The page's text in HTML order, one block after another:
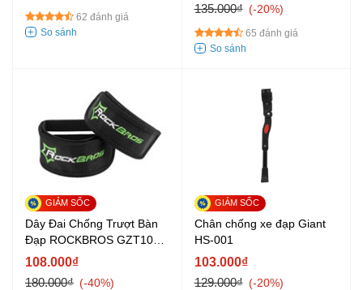
62 đánh giá
135.000₫
-20%
65 đánh giá
Dây Đai Chống Trượt Bàn
Đạp ROCKBROS GZT1001
Đen
108.000₫
180.000₫
-40%
Chân chống xe đạp Giant
HS-001
103.000₫
129.000₫
-20%